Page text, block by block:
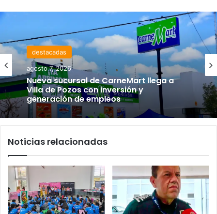
destacadas
agosto 7, 2026
Nueva sucursal de CarneMart llega a
Villa de Pozos con inversión y
generación de empleos
Noticias relacionadas